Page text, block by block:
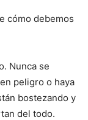
cómo debemos
Nunca se
peligro o haya
bostezando y
del todo.